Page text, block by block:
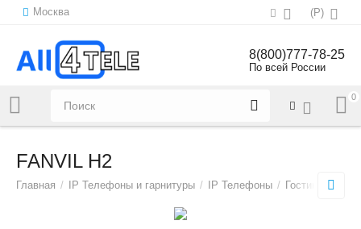
Москва (Р)
Напишите нам:sales@all4tele.com
8(800)777-78-25
По всей России
0
FANVIL H2
Главная / IP Телефоны и гарнитуры / IP Телефоны / Гостиничные